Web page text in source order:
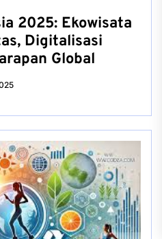
2025: Ekowisata
Digitalisasi
Global